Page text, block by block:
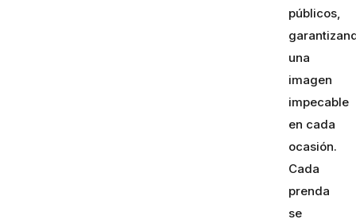
públicos,
una
imagen
impecable
en cada
ocasión.
Cada
prenda
se